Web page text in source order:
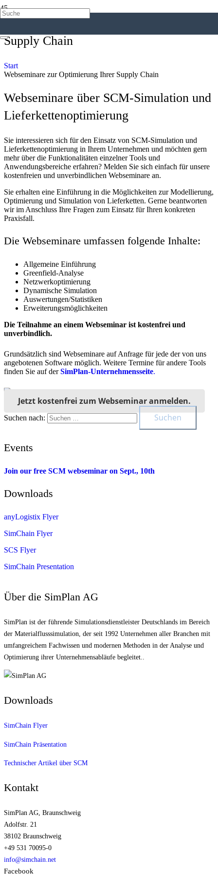
Webseminare zur Optimierung Ihrer
Supply Chain
Start
Webseminare zur Optimierung Ihrer Supply Chain
Webseminare über SCM-Simulation und
Lieferkettenoptimierung
Sie interessieren sich für den Einsatz von SCM-Simulation und
Lieferkettenoptimierung in Ihrem Unternehmen und möchten gern
mehr über die Funktionalitäten einzelner Tools und
Anwendungsbereiche erfahren? Melden Sie sich einfach für unsere
kostenfreien und unverbindlichen Webseminare an.
Sie erhalten eine Einführung in die Möglichkeiten zur Modellierung,
Optimierung und Simulation von Lieferketten. Gerne beantworten
wir im Anschluss Ihre Fragen zum Einsatz für Ihren konkreten
Praxisfall.
Die Webseminare umfassen folgende Inhalte:
Allgemeine Einführung
Greenfield-Analyse
Netzwerkoptimierung
Dynamische Simulation
Auswertungen/Statistiken
Erweiterungsmöglichkeiten
Die Teilnahme an einem Webseminar ist kostenfrei und
unverbindlich.
Grundsätzlich sind Webseminare auf Anfrage für jede der von uns
angebotenen Software möglich. Weitere Termine für andere Tools
finden Sie auf derSimPlan-Unternehmensseite.
Jetzt kostenfrei zum Webseminar anmelden.
Suchen nach:
Events
Join our free SCM webseminar on Sept., 10th
Downloads
anyLogistix Flyer
SimChain Flyer
SCS Flyer
SimChain Presentation
Über die SimPlan AG
SimPlan ist der führende Simu­lationsdienstleister Deutschlands im Bereich
der Materialfluss­simulation, der seit 1992 Unternehmen aller Branchen mit
umfangreichem Fachwissen und modernen Methoden in der Analyse und
Optimierung ihrer Unternehmens­abläufe begleitet..
Downloads
SimChain Flyer
SimChain Präsentation
Technischer Artikel über SCM
Kontakt
SimPlan AG, Braunschweig
Adolfstr. 21
38102 Braunschweig
+49 531 70095-0
info@simchain.net
Facebook